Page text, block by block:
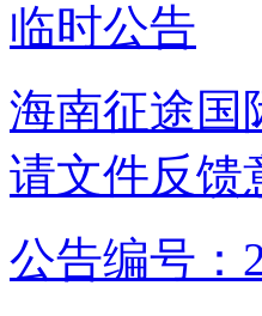
临时公告
海南征途国
请文件反馈
公告编号：